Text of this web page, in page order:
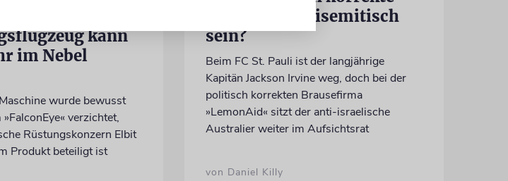
kann
im Nebel
wurde bewusst
verzichtet,
Rüstungskonzern Elbit
Produkt beteiligt ist
Limonade antisemitisch
sein?
Beim FC St. Pauli ist der langjährige
Kapitän Jackson Irvine weg, doch bei der
politisch korrekten Brausefirma
»LemonAid« sitzt der anti-israelische
Australier weiter im Aufsichtsrat
von Daniel Killy